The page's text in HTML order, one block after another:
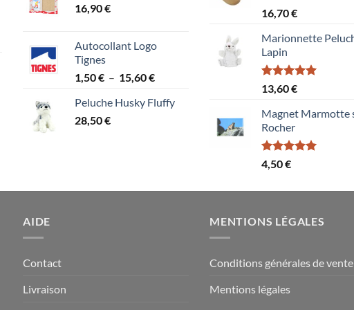
16,90€
Autocollant Logo
Tignes
1,50€ – 15,60€Plage
prix :
Peluche Husky Fluffy
28,50€
Note5.00
sur 5
16,70€
Marionnette
Lapin
Note5.00
sur 5
13,60€
Magnet Marmotte
Rocher
Note5.00
sur 5
4,50€
AIDE
Contact
Livraison
MENTIONS LÉGALES
Conditions générales de vente
Mentions légales